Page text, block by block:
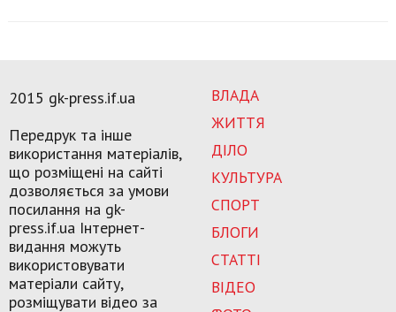
ВЛАДА
ЖИТТЯ
ДІЛО
КУЛЬТУРА
СПОРТ
БЛОГИ
СТАТТІ
ВІДЕО
2015 gk-press.if.ua
Передрук та інше
використання матеріалів,
що розміщені на сайті
дозволяється за умови
посилання на gk-
press.if.ua Інтернет-
видання можуть
використовувати
матеріали сайту,
розміщувати відео за